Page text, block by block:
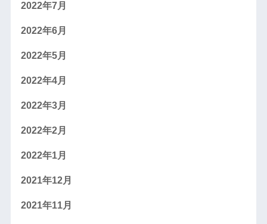
2022年7月
2022年6月
2022年5月
2022年4月
2022年3月
2022年2月
2022年1月
2021年12月
2021年11月